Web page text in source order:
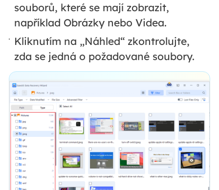
souborů, které se mají zobrazit,
například Obrázky nebo Videa.
Kliknutím na „Náhled“ zkontrolujte,
zda se jedná o požadované soubory.